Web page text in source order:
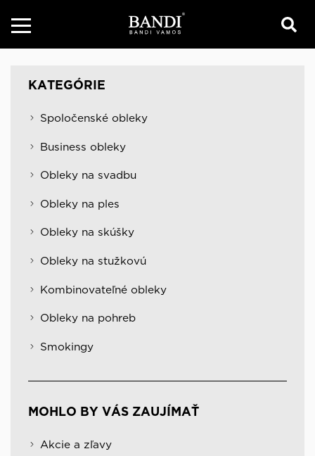
KATEGÓRIE
Spoločenské obleky
Business obleky
Obleky na svadbu
Obleky na ples
Obleky na skúšky
Obleky na stužkovú
Kombinovateľné obleky
Obleky na pohreb
Smokingy
MOHLO BY VÁS ZAUJÍMAŤ
Akcie a zľavy